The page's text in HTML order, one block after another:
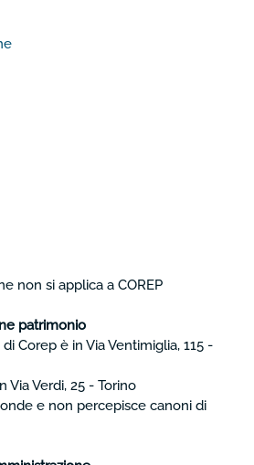
si applica a COREP
patrimonio
è in Via Ventimiglia, 115 -
Verdi, 25 - Torino
e non percepisce canoni di